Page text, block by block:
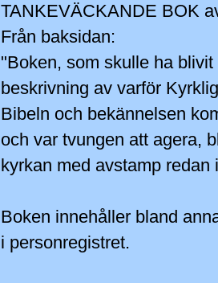
TANKEVÄCKANDE BOK
Från baksidan:
"Boken, som skulle ha
beskrivning av varför
Bibeln och bekännelsen
och var tvungen att agera,
kyrkan med avstamp
Boken innehåller bland
i personregistret.